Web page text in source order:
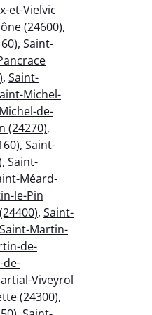
et-Vielvic
(24600),
, Saint-
, Saint-
Michel-
de-
(24270),
, Saint-
, Saint-
Méard-
le-Pin
, Saint-
Saint-Martin-
de-
de-
Viveyrol
(24300),